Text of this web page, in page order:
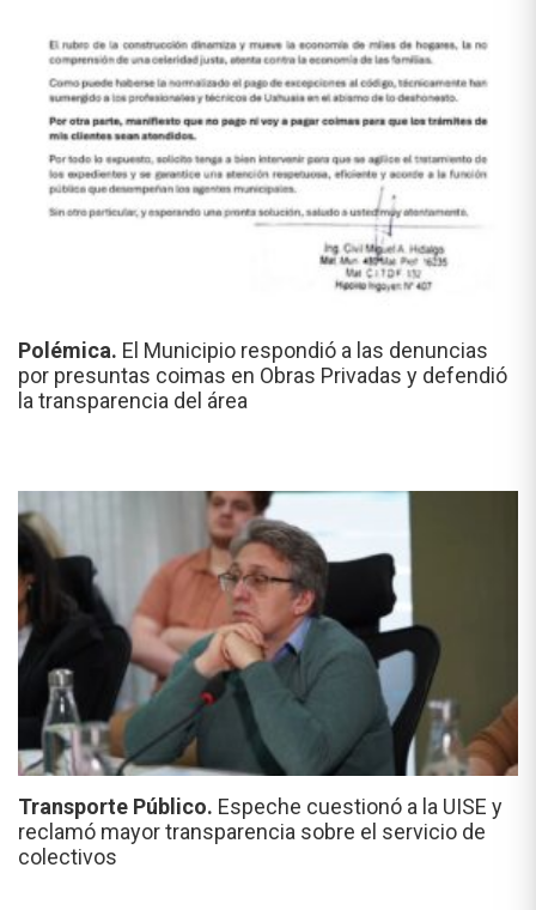
Polémica. El Municipio respondió a las denuncias
por presuntas coimas en Obras Privadas y defendió
la transparencia del área
Transporte Público. Espeche cuestionó a la UISE y
reclamó mayor transparencia sobre el servicio de
colectivos